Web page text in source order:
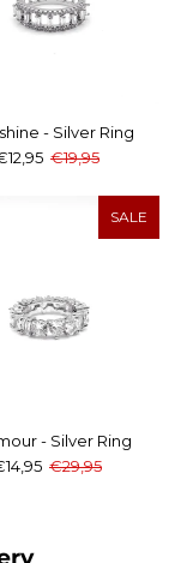
- Silver Ring
€19,95
SALE
- Silver Ring
€29,95